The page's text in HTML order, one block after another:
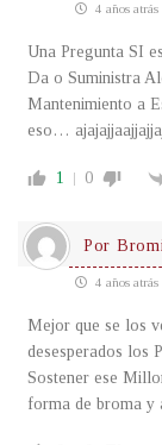
4 años atrás
Una Pregunta SI
Da o Suministra
Mantenimiento a
eso…
1 0
Por
4 años atrás
Mejor que se los
desesperados los
Sostener ese
forma de broma y